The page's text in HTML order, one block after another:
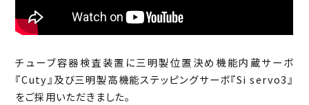
トッピング用ロボット
トッピング用ロボット
三明電子産業開発WCS
制御盤
露光装置
バリ取りシステム
グラインダーロボット
バウムクーヘン焼き機回転軸
チューブ容器検査装置に三明製位置決め機能内蔵サーボ
『Cuty』及び三明製高機能ステッピングサーボ『Si servo3』
をご採用いただきました。